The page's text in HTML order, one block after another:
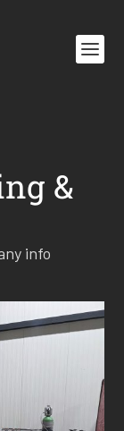
&
info